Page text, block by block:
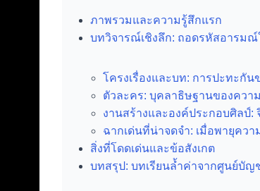
ภาพรวมและความรู้สึกแรก
บทวิจารณ์เชิงลึก: ถอดรหัสอารมณ์
โครงเรื่องและบท: การปะทะกั
ตัวละคร: บุคลาธิษฐานของคว
งานสร้างและองค์ประกอบศิลป์:
ฉากเด่นที่น่าจดจำ: เมื่อพายุคว
สิ่งที่โดดเด่นและข้อสังเกต
บทสรุป: บทเรียนล้ำค่าจากศูนย์บั